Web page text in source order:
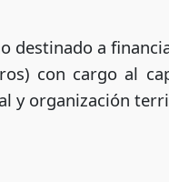
a
con cargo al
y organización